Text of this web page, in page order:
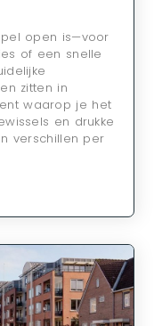
open is—voor
of een snelle
zitten in
waarop je het
en drukke
verschillen per